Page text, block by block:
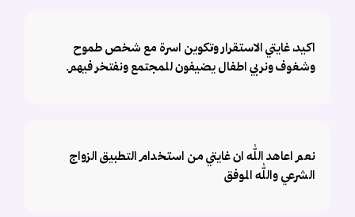
اكيد، غايتي الاستقرار وتكوين اسرة مع شخص طموح
وشغوف ونربي اطفال يضيفون للمجتمع ونفتخر فيهم.
نعم اعاهد الله ان غايتي من استخدام التطبيق الزواج
الشرعي والله الموفق